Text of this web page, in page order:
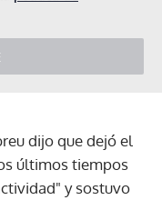
dijo que dejó el
últimos tiempos
y sostuvo